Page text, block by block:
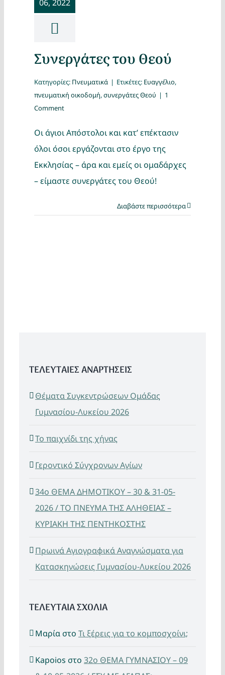
06, 2022
Συνεργάτες του Θεού
Κατηγορίες: Πνευματικά | Ετικέτες: Ευαγγέλιο,
πνευματική οικοδομή,συνεργάτες Θεού | 1
Comment
Οι άγιοι Απόστολοι και κατ’ επέκτασιν
όλοι όσοι εργάζονται στο έργο της
Εκκλησίας – άρα και εμείς οι ομαδάρχες
– είμαστε συνεργάτες του Θεού!
Διαβάστε περισσότερα
ΤΕΛΕΥΤΑΙΕΣ ΑΝΑΡΤΗΣΕΙΣ
Θέματα Συγκεντρώσεων Ομάδας
Γυμνασίου-Λυκείου 2026
Το παιχνίδι της χήνας
Γεροντικό Σύγχρονων Αγίων
34ο ΘΕΜΑ ΔΗΜΟΤΙΚΟΥ – 30 & 31-05-
2026 / ΤΟ ΠΝΕΥΜΑ ΤΗΣ ΑΛΗΘΕΙΑΣ –
ΚΥΡΙΑΚΗ ΤΗΣ ΠΕΝΤΗΚΟΣΤΗΣ
Πρωινά Αγιογραφικά Αναγνώσματα για
Κατασκηνώσεις Γυμνασίου-Λυκείου 2026
ΤΕΛΕΥΤΑΙΑ ΣΧΟΛΙΑ
Μαρία στο Τι ξέρεις για το κομποσχοίνι;
Kapoios στο 32ο ΘΕΜΑ ΓΥΜΝΑΣΙΟΥ – 09